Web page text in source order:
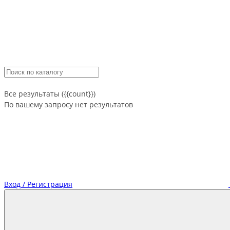
Все результаты ({{count}})
По вашему запросу нет результатов
Вход / Регистрация